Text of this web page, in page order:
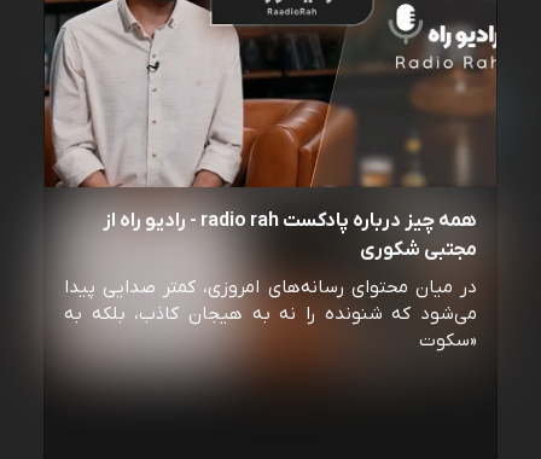
همه چیز درباره پادکست radio rah - رادیو راه از
مجتبی شکوری
در میان محتوای رسانه‌های امروزی، کمتر صدایی پیدا
می‌شود که شنونده را نه به هیجان کاذب، بلکه به
«سکوت